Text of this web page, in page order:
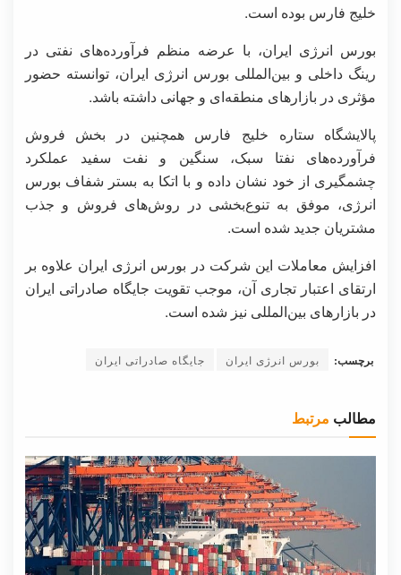
خلیج فارس بوده است.
بورس انرژی ایران، با عرضه منظم فرآورده‌های نفتی در
رینگ داخلی و بین‌المللی بورس انرژی ایران، توانسته حضور
مؤثری در بازارهای منطقه‌ای و جهانی داشته باشد.
پالایشگاه ستاره خلیج فارس همچنین در بخش فروش
فرآوردههای نفتا سبک، سنگین و نفت سفید عملکرد
چشمگیری از خود نشان داده و با اتکا به بستر شفاف بورس
انرژی، موفق به تنوع‌بخشی در روش‌های فروش و جذب
مشتریان جدید شده است.
افزایش معاملات این شرکت در بورس انرژی ایران علاوه بر
ارتقای اعتبار تجاری آن، موجب تقویت جایگاه صادراتی ایران
در بازارهای بین‌المللی نیز شده است.
برچسب: بورس انرژی ایران جایگاه صادراتی ایران
مطالب مرتبط